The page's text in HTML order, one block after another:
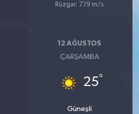
Rüzgar: 7.19 m/s
12 AĞUSTOS
ÇARŞAMBA
25°
Güneşli